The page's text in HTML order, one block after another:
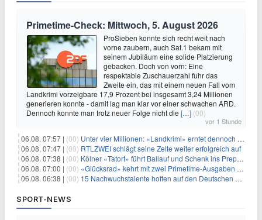
Primetime-Check: Mittwoch, 5. August 2026
ProSieben konnte sich recht weit nach
vorne zaubern, auch Sat.1 bekam mit
seinem Jubiläum eine solide Platzierung
gebacken. Doch von vorn: Eine
respektable Zuschauerzahl fuhr das
Zweite ein, das mit einem neuen Fall vom
Landkrimi vorzeigbare 17,9 Prozent bei insgesamt 3,24 Millionen
generieren konnte - damit lag man klar vor einer schwachen ARD.
Dennoch konnte man trotz neuer Folge nicht die […] (00)
vor 1 Stunde
06.08. 07:57 | (00) Unter vier Millionen: «Landkrimi» erntet dennoch Primetime-Führung
06.08. 07:47 | (00) RTLZWEI schlägt seine Zelte weiter erfolgreich auf
06.08. 07:38 | (00) Kölner «Tatort» führt Ballauf und Schenk ins Prepper-Milieu
06.08. 07:00 | (00) «Glücksrad» kehrt mit zwei Primetime-Ausgaben zurück
06.08. 06:38 | (00) 15 Nachwuchstalente hoffen auf den Deutschen Radiopreis
SPORT-NEWS